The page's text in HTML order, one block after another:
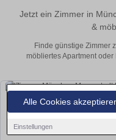
Alle Cookies
Einstellungen
Jetzt ein Zimmer in
&
Finde günstige Zimmer
möbliertes Apartment